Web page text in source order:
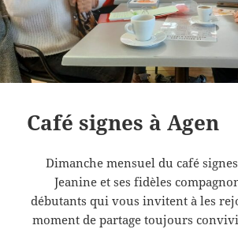
Café signes à Agen
Dimanche mensuel du café
Jeanine et ses fidèles
débutants qui vous invitent à les
moment de partage toujours